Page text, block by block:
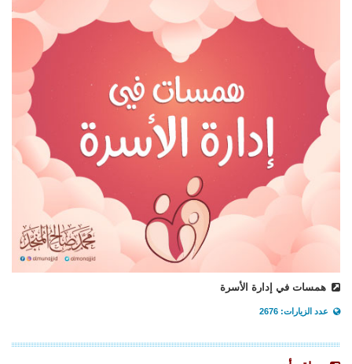
همسات في إدارة الأسرة
عدد الزيارات: 2676